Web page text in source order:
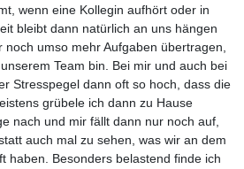
wenn eine Kollegin aufhört oder in
bleibt dann natürlich an uns hängen
noch umso mehr Aufgaben übertragen,
Team bin. Bei mir und auch bei
Stresspegel dann oft so hoch, dass die
grübele ich dann zu Hause
nach und mir fällt dann nur noch auf,
auch mal zu sehen, was wir an dem
haben. Besonders belastend finde ich